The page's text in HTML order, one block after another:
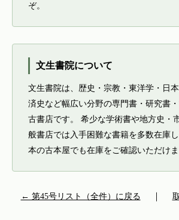
ぞ。
文生書院について
文生書院は、歴史・宗教・東洋学・日
済史など幅広い分野の専門書・研究書
古書店です。 希少な学術書や地方史・
般書店では入手困難な書籍を多数在庫
本の古本屋でも在庫をご確認いただけま
← 第45号リスト（全件）に戻る